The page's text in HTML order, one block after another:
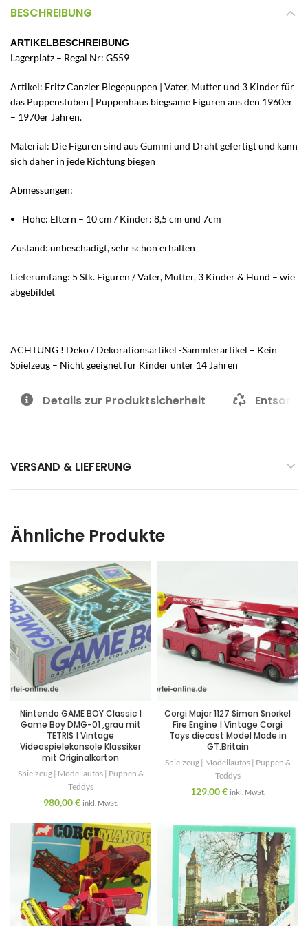
BESCHREIBUNG
ARTIKELBESCHREIBUNG
Lagerplatz – Regal Nr: G559
Artikel: Fritz Canzler Biegepuppen | Vater, Mutter und 3 Kinder für
das Puppenstuben | Puppenhaus biegsame Figuren aus den 1960er
– 1970er Jahren.
Material: Die Figuren sind aus Gummi und Draht gefertigt und kann
sich daher in jede Richtung biegen
Abmessungen:
Höhe: Eltern – 10 cm / Kinder: 8,5 cm und 7cm
Zustand: unbeschädigt, sehr schön erhalten
Lieferumfang: 5 Stk. Figuren / Vater, Mutter, 3 Kinder & Hund – wie
abgebildet
ACHTUNG ! Deko / Dekorationsartikel -Sammlerartikel – Kein
Spielzeug – Nicht geeignet für Kinder unter 14 Jahren
Details zur Produktsicherheit
VERSAND & LIEFERUNG
Ähnliche Produkte
Nintendo GAME BOY Classic |
Game Boy DMG-01 ,grau mit
TETRIS | Vintage
Videospielekonsole Klassiker
mit Originalkarton
Spielzeug | Modellautos | Puppen &
Teddys
980,00€ inkl. MwSt.
Corgi Major 1127 Simon Snorkel
Fire Engine | Vintage Corgi
Toys diecast Model Made in
GT.Britain
Spielzeug | Modellautos | Puppen &
Teddys
129,00€ inkl. MwSt.